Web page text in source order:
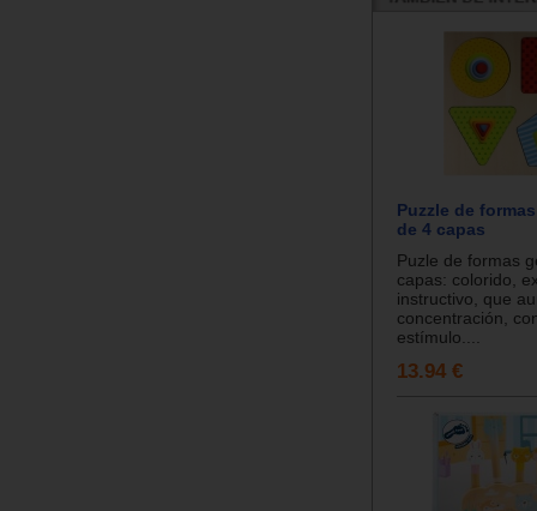
Puzzle de
de 4 capas
Puzle de formas
capas: colorido,
instructivo, que
concentración,
estímulo....
13.94 €